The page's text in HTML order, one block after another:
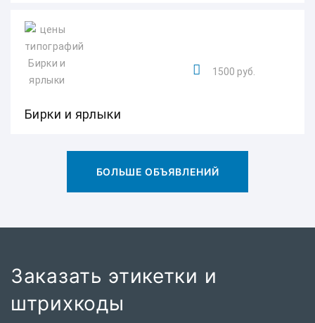
Бирки и ярлыки
1500 руб.
БОЛЬШЕ ОБЪЯВЛЕНИЙ
Заказать этикетки и
штрихкоды